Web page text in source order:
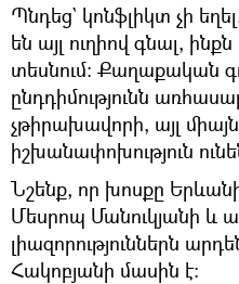
Պնդեց` կոնֆլիկտ չի
են այլ ուղիով գնալ,
տեսնում։ Քաղաքական
ընդդիմությունն
չթիրախավորի, այլ
իշխանափոխություն
Նշենք, որ խոսքը
Մեսրոպ Մանուկյանի և
լիազորություններն
Հակոբյանի մասին է։